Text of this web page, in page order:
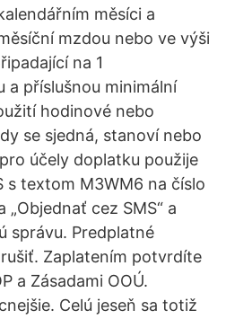
měsíci a
mzdou nebo ve výši
na 1
a příslušnou minimální
hodinové nebo
se sjedná, stanoví nebo
účely doplatku použije
s textom M3WM6 na číslo
„Objednať cez SMS“ a
správu. Predplatné
Zaplatením potvrdíte
a Zásadami OOÚ.
Celú jeseň sa totiž